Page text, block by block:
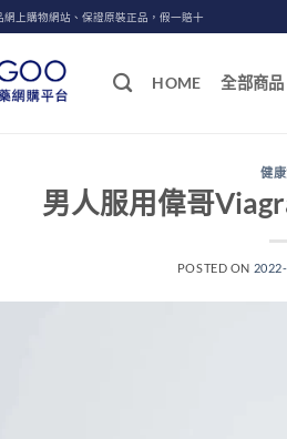
上購物網站、保證原裝正品，假一賠十
HOME 全部商品
健
男人服用偉哥
POSTED ON